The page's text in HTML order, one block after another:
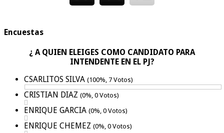
Encuestas
¿ A QUIEN ELEIGES COMO CANDIDATO PARA
INTENDENTE EN EL PJ?
CSARLITOS SILVA (100%, 7 Votos)
CRISTIAN DIAZ (0%, 0 Votos)
ENRIQUE GARCIA (0%, 0 Votos)
ENRIQUE CHEMEZ (0%, 0 Votos)